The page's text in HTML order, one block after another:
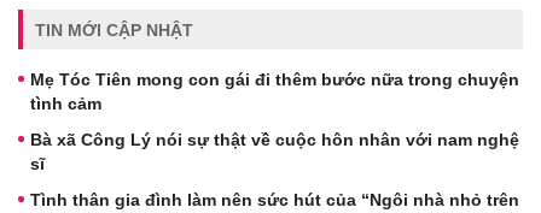
TIN MỚI CẬP NHẬT
Mẹ Tóc Tiên mong con gái đi thêm bước nữa trong chuyện
tình cảm
Bà xã Công Lý nói sự thật về cuộc hôn nhân với nam nghệ
sĩ
Tình thân gia đình làm nên sức hút của “Ngôi nhà nhỏ trên